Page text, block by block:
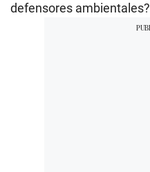
defensores ambientales?